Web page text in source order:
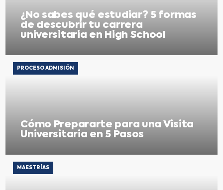
¿No sabes qué estudiar? 5 formas
de descubrir tu carrera
universitaria en High School
Cómo Prepararte para una Visita
Universitaria en 5 Pasos​
PROCESO ADMISIÓN
MAESTRÍAS